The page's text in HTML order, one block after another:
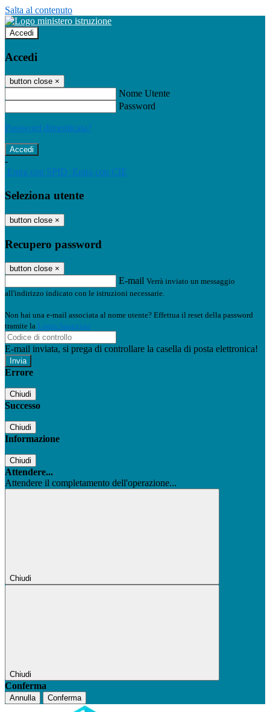
Salta al contenuto
Accedi
Accedi
button close ×
Nome Utente
Password
Password dimenticata?
-
Entra con SPID Entra con CIE
Seleziona utente
button close ×
Recupero password
button close ×
E-mail Verrà inviato un messaggio
all'indirizzo indicato con le istruzioni necessarie.
Non hai una e-mail associata al nome utente? Effettua il reset della password
tramite la Login Spaggiari
E-mail inviata, si prega di controllare la casella di posta elettronica!
Errore
Chiudi
Successo
Chiudi
Informazione
Chiudi
Attendere...
Attendere il completamento dell'operazione...
Chiudi
Chiudi
Conferma
Annulla Conferma